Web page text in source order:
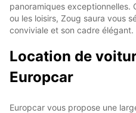
panoramiques exceptionnelles.
ou les loisirs, Zoug saura vous
conviviale et son cadre élégant.
Location de
Europcar
Europcar vous propose une